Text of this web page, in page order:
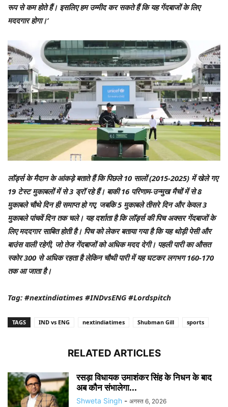
रूप से कम होते हैं। इसलिए हम उम्मीद कर सकते हैं कि यह गेंदबाजों के लिए
मददगार होगा।’
लॉर्ड्स के मैदान के आंकड़े बताते हैं कि पिछले 10 सालों (2015-2025) में खेले गए
19 टेस्ट मुकाबलों में से 3 ड्रॉ रहे हैं। बाकी 16 परिणाम-उन्मुख मैचों में से 8
मुकाबले चौथे दिन ही समाप्त हो गए, जबकि 5 मुकाबले तीसरे दिन और केवल 3
मुकाबले पांचवें दिन तक चले। यह दर्शाता है कि लॉर्ड्स की पिच अक्सर गेंदबाजों के
लिए मददगार साबित होती है। पिच को लेकर बताया गया है कि यह थोड़ी पेसी और
बाउंस वाली रहेगी, जो तेज गेंदबाजों को अधिक मदद देगी। पहली पारी का औसत
स्कोर 300 से अधिक रहता है लेकिन चौथी पारी में यह घटकर लगभग 160-170
तक आ जाता है।
Tag: #nextindiatimes #INDvsENG #Lordspitch
TAGS IND vs ENG nextindiatimes Shubman Gill sports
RELATED ARTICLES
रसड़ा विधायक उमाशंकर सिंह के निधन के बाद
अब कौन संभालेगा...
Shweta Singh - अगस्त 6, 2026